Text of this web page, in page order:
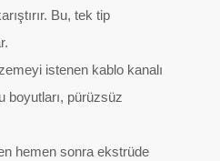
Bu, tek tip
istenen kablo kanalı
boyutları, pürüzsüz
hemen sonra ekstrüde